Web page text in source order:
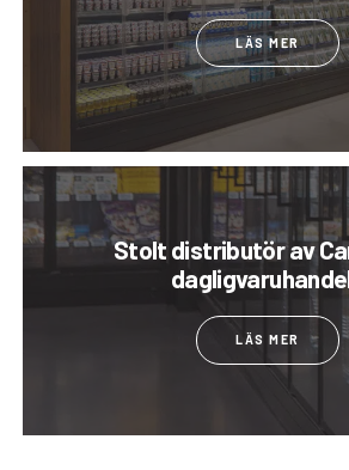
LÄS MER
Stolt distributör av
LÄS MER